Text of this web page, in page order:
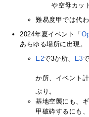
や空母カッ
難易度甲では代
2024年夏イベント「
あらゆる場所に出現。
E2で3か所、 E3
か所、イベント
ぶり。
基地空襲にも、
甲破砕するにも